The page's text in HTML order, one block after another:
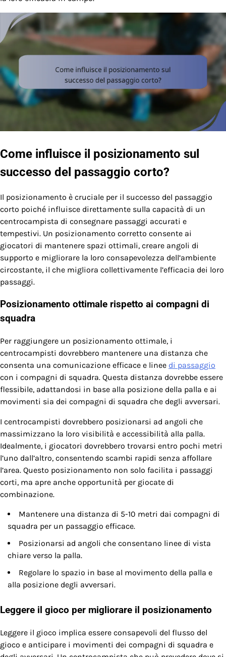
Come influisce il posizionamento sul
successo del passaggio corto?
Il posizionamento è cruciale per il successo del passaggio
corto poiché influisce direttamente sulla capacità di un
centrocampista di consegnare passaggi accurati e
tempestivi. Un posizionamento corretto consente ai
giocatori di mantenere spazi ottimali, creare angoli di
supporto e migliorare la loro consapevolezza dell’ambiente
circostante, il che migliora collettivamente l’efficacia dei loro
passaggi.
Posizionamento ottimale rispetto ai compagni di
squadra
Per raggiungere un posizionamento ottimale, i
centrocampisti dovrebbero mantenere una distanza che
consenta una comunicazione efficace e linee di passaggio
con i compagni di squadra. Questa distanza dovrebbe essere
flessibile, adattandosi in base alla posizione della palla e ai
movimenti sia dei compagni di squadra che degli avversari.
I centrocampisti dovrebbero posizionarsi ad angoli che
massimizzano la loro visibilità e accessibilità alla palla.
Idealmente, i giocatori dovrebbero trovarsi entro pochi metri
l’uno dall’altro, consentendo scambi rapidi senza affollare
l’area. Questo posizionamento non solo facilita i passaggi
corti, ma apre anche opportunità per giocate di
combinazione.
Mantenere una distanza di 5-10 metri dai compagni di
squadra per un passaggio efficace.
Posizionarsi ad angoli che consentano linee di vista
chiare verso la palla.
Regolare lo spazio in base al movimento della palla e
alla posizione degli avversari.
Leggere il gioco per migliorare il posizionamento
Leggere il gioco implica essere consapevoli del flusso del
gioco e anticipare i movimenti dei compagni di squadra e